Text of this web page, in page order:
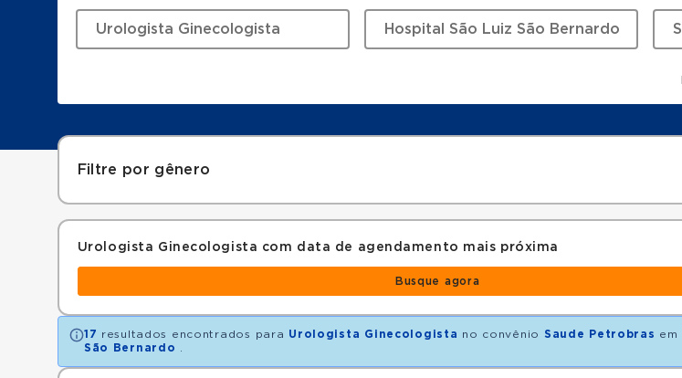
Filtre por gênero
Urologista Ginecologista com data de agendamento mais próxima
Busque agora
17 resultados encontrados para Urologista Ginecologista no convênio Saude Petrobras em
São Bernardo